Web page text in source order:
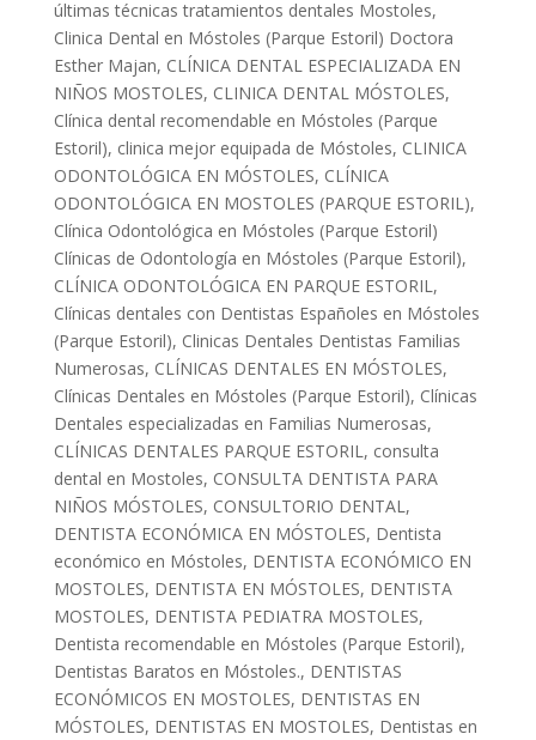
últimas técnicas tratamientos dentales Mostoles,
Clinica Dental en Móstoles (Parque Estoril) Doctora
Esther Majan, CLÍNICA DENTAL ESPECIALIZADA EN
NIÑOS MOSTOLES, CLINICA DENTAL MÓSTOLES,
Clínica dental recomendable en Móstoles (Parque
Estoril), clinica mejor equipada de Móstoles, CLINICA
ODONTOLÓGICA EN MÓSTOLES, CLÍNICA
ODONTOLÓGICA EN MOSTOLES (PARQUE ESTORIL),
Clínica Odontológica en Móstoles (Parque Estoril)
Clínicas de Odontología en Móstoles (Parque Estoril),
CLÍNICA ODONTOLÓGICA EN PARQUE ESTORIL,
Clínicas dentales con Dentistas Españoles en Móstoles
(Parque Estoril), Clinicas Dentales Dentistas Familias
Numerosas, CLÍNICAS DENTALES EN MÓSTOLES,
Clínicas Dentales en Móstoles (Parque Estoril), Clínicas
Dentales especializadas en Familias Numerosas,
CLÍNICAS DENTALES PARQUE ESTORIL, consulta
dental en Mostoles, CONSULTA DENTISTA PARA
NIÑOS MÓSTOLES, CONSULTORIO DENTAL,
DENTISTA ECONÓMICA EN MÓSTOLES, Dentista
económico en Móstoles, DENTISTA ECONÓMICO EN
MOSTOLES, DENTISTA EN MÓSTOLES, DENTISTA
MOSTOLES, DENTISTA PEDIATRA MOSTOLES,
Dentista recomendable en Móstoles (Parque Estoril),
Dentistas Baratos en Móstoles., DENTISTAS
ECONÓMICOS EN MOSTOLES, DENTISTAS EN
MÓSTOLES, DENTISTAS EN MOSTOLES, Dentistas en